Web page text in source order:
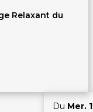
Relaxant du
Du Mer.